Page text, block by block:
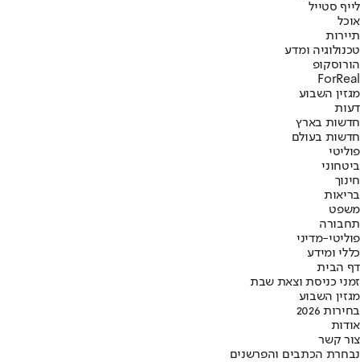
לייף סטייל
אוכל
תיירות
טכנולוגיה ומדע
הורוסקופ
ForReal
מגזין השבוע
דעות
חדשות בארץ
חדשות בעולם
פוליטי
ביטחוני
חינוך
בריאות
משפט
תחבורה
פוליטי-מדיני
כללי ומידע
דף הבית
זמני כניסת וצאת שבת
מגזין השבוע
בחירות 2026
אודות
צור קשר
נבחרת הכתבים והפרשנים